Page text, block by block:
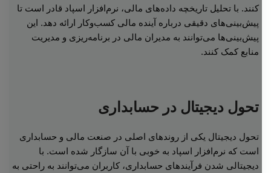
کنند. با تحلیل تاریخچه داده‌های مالی، نرم‌افزار اسپاد قادر است تا
پیش‌بینی‌های دقیقی درباره آینده مالی کسب‌وکار ارائه دهد. این
پیش‌بینی‌ها می‌توانند به مدیران مالی در برنامه‌ریزی و مدیریت
منابع کمک کنند.
تحول دیجیتال در حسابداری
تحول دیجیتال یکی از روندهای اصلی در صنعت مالی و حسابداری
است که نرم‌افزار اسپاد به خوبی با آن سازگار شده است. با
دیجیتالی شدن فرآیندهای حسابداری، کاربران می‌توانند به راحتی به